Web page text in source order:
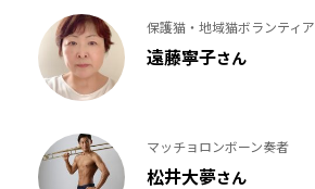
保護猫・地域猫ボランティア
遠藤寧子さん
マッチョロンボーン奏者
松井大夢さん